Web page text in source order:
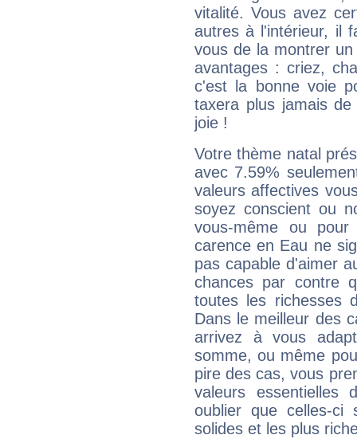
vitalité. Vous avez
autres à l'intérieur, il
vous de la montrer
avantages : criez,
c'est la bonne voie
taxera plus jamais
joie !
Votre thème natal
avec 7.59%
valeurs affectives
soyez conscient ou
vous-même ou
carence en Eau ne
pas capable d'aimer
chances par contre
toutes les richesses
Dans le meilleur des
arrivez à vous
somme, ou même
pire des cas, vous
valeurs
oublier que celles-
solides et les plus